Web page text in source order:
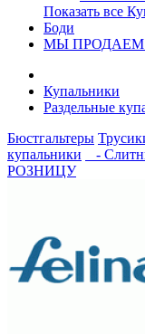
Показать все
Боди
МЫ ПРОДАЕМ
Купальники
Раздельные
Бюстгальтеры
купальники
-
РОЗНИЦУ